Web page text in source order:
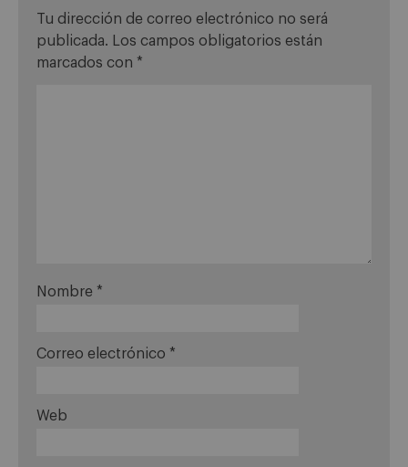
Tu dirección de correo electrónico no será
publicada. Los campos obligatorios están
marcados con *
Nombre *
Correo electrónico *
Web